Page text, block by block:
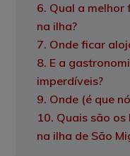
6. Qual a melhor
na ilha?
7. Onde ficar
8. E a
imperdíveis?
9. Onde (é que
10. Quais são
na ilha de São